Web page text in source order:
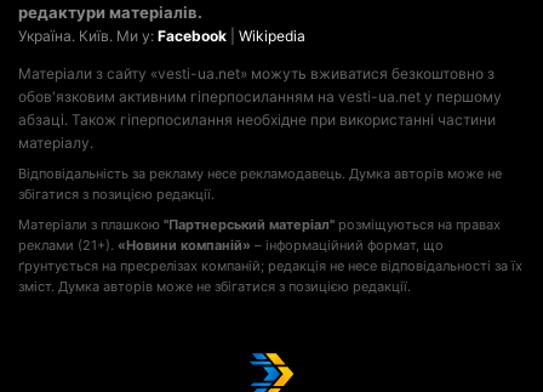
редактури матеріалів.
Україна. Київ. Ми у: Facebook Wikipedia
Матеріали з сайту «vesti-ua.net» можуть вживатися безкоштовно з
обов'язковим активним гіперпосиланням на vesti-ua.net у першому
абзаці. Також гіперпосилання необхідне при використанні частини
матеріалу.
Відповідальність за рекламу несе рекламодавець. Думка авторів може не
збігатися з позицією редакції.
Матеріали з плашкою "Партнерський матеріал" розміщуються на правах
реклами (21+). «Новини компаній» – інформаційний формат, що
ґрунтується на пресрелізах компаній; редакція не несе відповідальності за їх
зміст. Думка авторів може не збігатися з позицією редакції.